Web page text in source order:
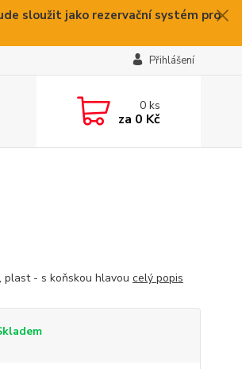
sloužit jako rezervační systém pro
Přihlášení
0ks
za 0 Kč
plast - s koňskou hlavou celý popis